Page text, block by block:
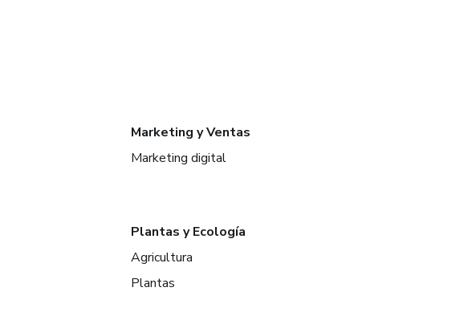
Marketing y Ventas
Marketing digital
Plantas y Ecología
Agricultura
Plantas